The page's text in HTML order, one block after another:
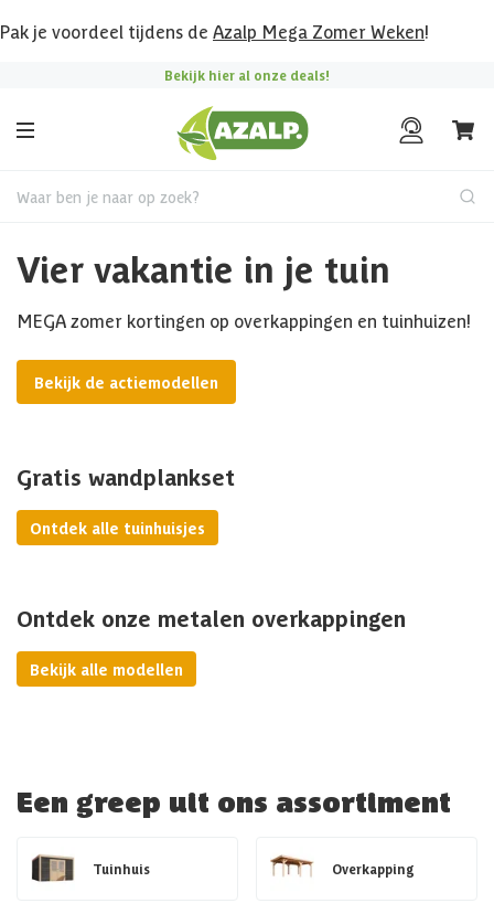
Pak je voordeel tijdens de Azalp Mega Zomer Weken!
Bekijk hier al onze deals!
Waar ben je naar op zoek?
Vier vakantie in je tuin
MEGA zomer kortingen op overkappingen en tuinhuizen!
Bekijk de actiemodellen
Gratis wandplankset
Ontdek alle tuinhuisjes
Ontdek onze metalen overkappingen
Bekijk alle modellen
Een greep uit ons assortiment
Tuinhuis Overkapping